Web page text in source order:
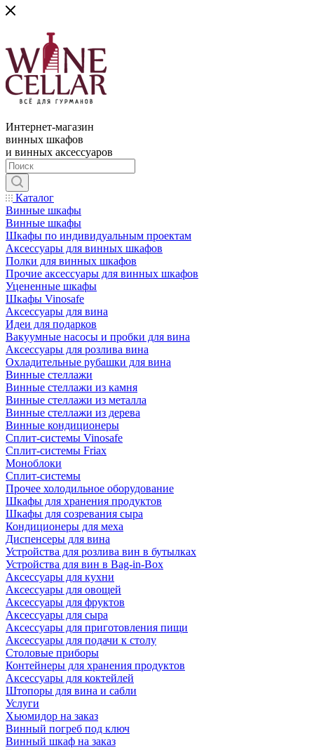
Интернет-магазин
винных шкафов
и винных аксессуаров
Каталог
Винные шкафы
Винные шкафы
Шкафы по индивидуальным проектам
Аксессуары для винных шкафов
Полки для винных шкафов
Прочие аксессуары для винных шкафов
Уцененные шкафы
Шкафы Vinosafe
Аксессуары для вина
Идеи для подарков
Вакуумные насосы и пробки для вина
Аксессуары для розлива вина
Охладительные рубашки для вина
Винные стеллажи
Винные стеллажи из камня
Винные стеллажи из металла
Винные стеллажи из дерева
Винные кондиционеры
Сплит-системы Vinosafe
Сплит-системы Friax
Моноблоки
Сплит-системы
Прочее холодильное оборудование
Шкафы для хранения продуктов
Шкафы для созревания сыра
Кондиционеры для меха
Диспенсеры для вина
Устройства для розлива вин в бутылках
Устройства для вин в Bag-in-Box
Аксессуары для кухни
Аксессуары для овощей
Аксессуары для фруктов
Аксессуары для сыра
Аксессуары для приготовления пищи
Аксессуары для подачи к столу
Столовые приборы
Контейнеры для хранения продуктов
Аксессуары для коктейлей
Штопоры для вина и сабли
Услуги
Хьюмидор на заказ
Винный погреб под ключ
Винный шкаф на заказ